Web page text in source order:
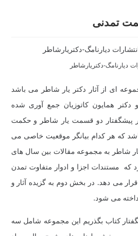
تمدنی
دیارنامگ-دکتریارشاطر
ای از آثار دکتر یار شاطر می باشد
دکتر همایون کاتوزیان جمع آوری شده
دو قسمت یار شاطر و حکمت
که هر کدام بیانگر موقعیت خاصی می
شاطر به مجموعه مقالات بین سال های
می پردازد که مستندات اجزا و ادوار متفاوت تمدن
می دهد. در بخش دوم به گزیده آثار و
می شود.
کتاب بگذریم این مجموعه شامل سه